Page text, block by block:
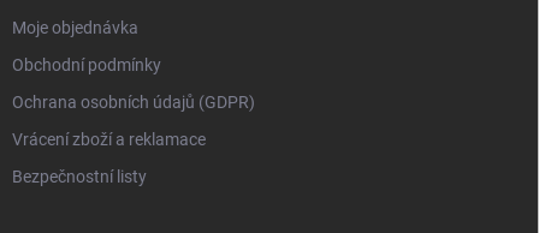
Moje objednávka
Obchodní podmínky
Ochrana osobních údajů (GDPR)
Vrácení zboží a reklamace
Bezpečnostní listy